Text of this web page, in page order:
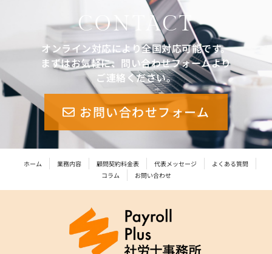
CONTACT
オンライン対応により全国対応可能です。
まずはお気軽に、問い合わせフォームより
ご連絡ください。
お問い合わせフォーム
ホーム 業務内容 顧問契約料金表 代表メッセージ
よくある質問
コラム
お問い合わせ